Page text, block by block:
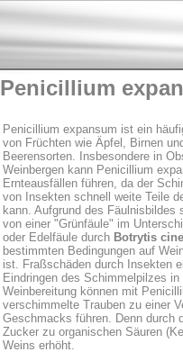
Penicillium
Penicillium expansum ist ein
von Früchten wie Äpfel, Birnen
Beerensorten. Insbesondere in
Weinbergen kann Penicillium
Ernteausfällen führen, da der
von Insekten schnell weite Teile
kann. Aufgrund des Fäulnisbildes
von einer "Grünfäule" im
oder Edelfäule durch Botrytis
bestimmten Bedingungen auf
ist. Fraßschäden durch Insekten
Eindringen des Schimmelpilzes
Weinbereitung können mit
verschimmelte Trauben zu einer
Geschmacks führen. Denn durch
Zucker zu organischen Säuren
Weins erhöht.